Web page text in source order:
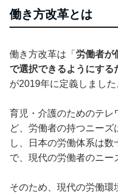
働き方改革とは
働き方改革は「 労働者が
で選択できるようにする
が2019年に定義しました
育児・介護のためのテレ
ど、労働者の持つニー
し、日本の労働体系は
で、現代の労働者のニー
そのため、現代の労働環